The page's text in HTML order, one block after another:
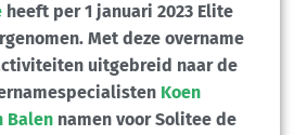
heeft per 1 januari 2023 Elite
Met deze overname
uitgebreid naar de
Koen
Balen namen voor Solitee de